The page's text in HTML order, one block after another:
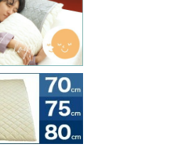
スヌーピ
カバリー寝具